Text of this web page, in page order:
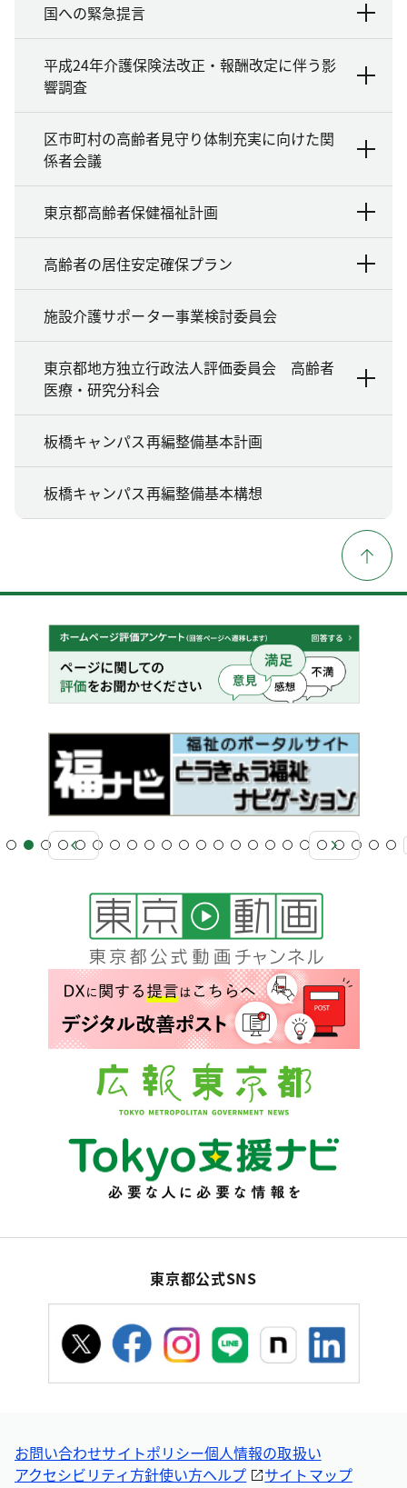
国への緊急提言
平成24年介護保険法改正・報酬改定に伴う影
響調査
区市町村の高齢者見守り体制充実に向けた関
係者会議
東京都高齢者保健福祉計画
高齢者の居住安定確保プラン
施設介護サポーター事業検討委員会
東京都地方独立行政法人評価委員会 高齢者
医療・研究分科会
板橋キャンパス再編整備基本計画
板橋キャンパス再編整備基本構想
東京都公式SNS
お問い合わせサイトポリシー個人情報の取扱い
アクセシビリティ方針使い方ヘルプ サイトマップ